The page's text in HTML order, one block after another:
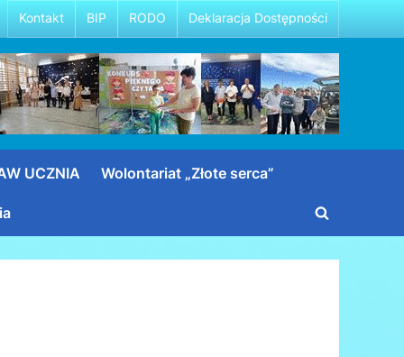
Kontakt BIP RODO Deklaracja Dostępności
UCZNIA Wolontariat „Złote serca”
Toggle